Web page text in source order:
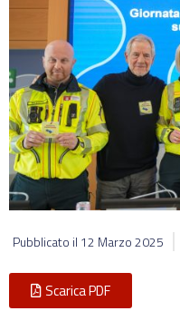
Pubblicato il 12 Marzo 2025
Scarica PDF